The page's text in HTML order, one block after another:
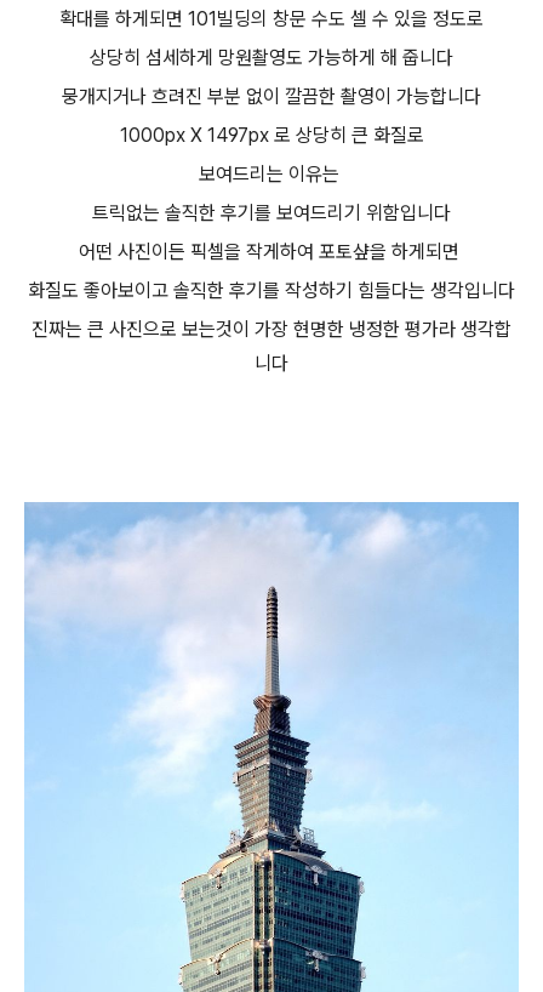
확대를 하게되면 101빌딩의 창문 수도 셀 수 있을 정도로
상당히 섬세하게 망원촬영도 가능하게 해 줍니다
뭉개지거나 흐려진 부분 없이 깔끔한 촬영이 가능합니다
1000px X 1497px 로 상당히 큰 화질로
보여드리는 이유는
트릭없는 솔직한 후기를 보여드리기 위함입니다
어떤 사진이든 픽셀을 작게하여 포토샾을 하게되면
화질도 좋아보이고 솔직한 후기를 작성하기 힘들다는 생각입니다
진짜는 큰 사진으로 보는것이 가장 현명한 냉정한 평가라 생각합
니다